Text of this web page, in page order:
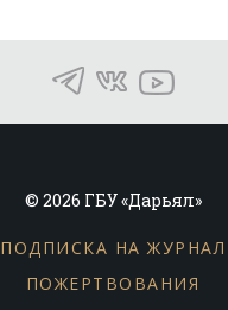
© 2026 ГБУ «Дарьял»
ПОДПИСКА НА ЖУРНАЛ
ПОЖЕРТВОВАНИЯ